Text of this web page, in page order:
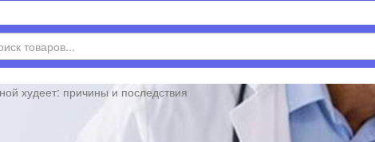
худеет: причины и последствия